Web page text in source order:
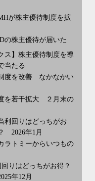
が株主優待制度を拡
の株主優待が届いた
ス】株主優待制度を導
当たる
度を改善 なかなかい
を若干拡大 ２月末の
利回りはどっちがお
2026年1月
ラトミーからいつもの
りはどっちがお得？
年12月